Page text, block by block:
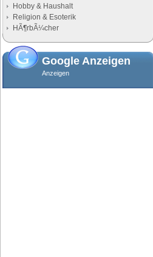
Hobby & Haushalt
Religion & Esoterik
HÃ¶rbÃ¼cher
Google Anzeigen
Anzeigen